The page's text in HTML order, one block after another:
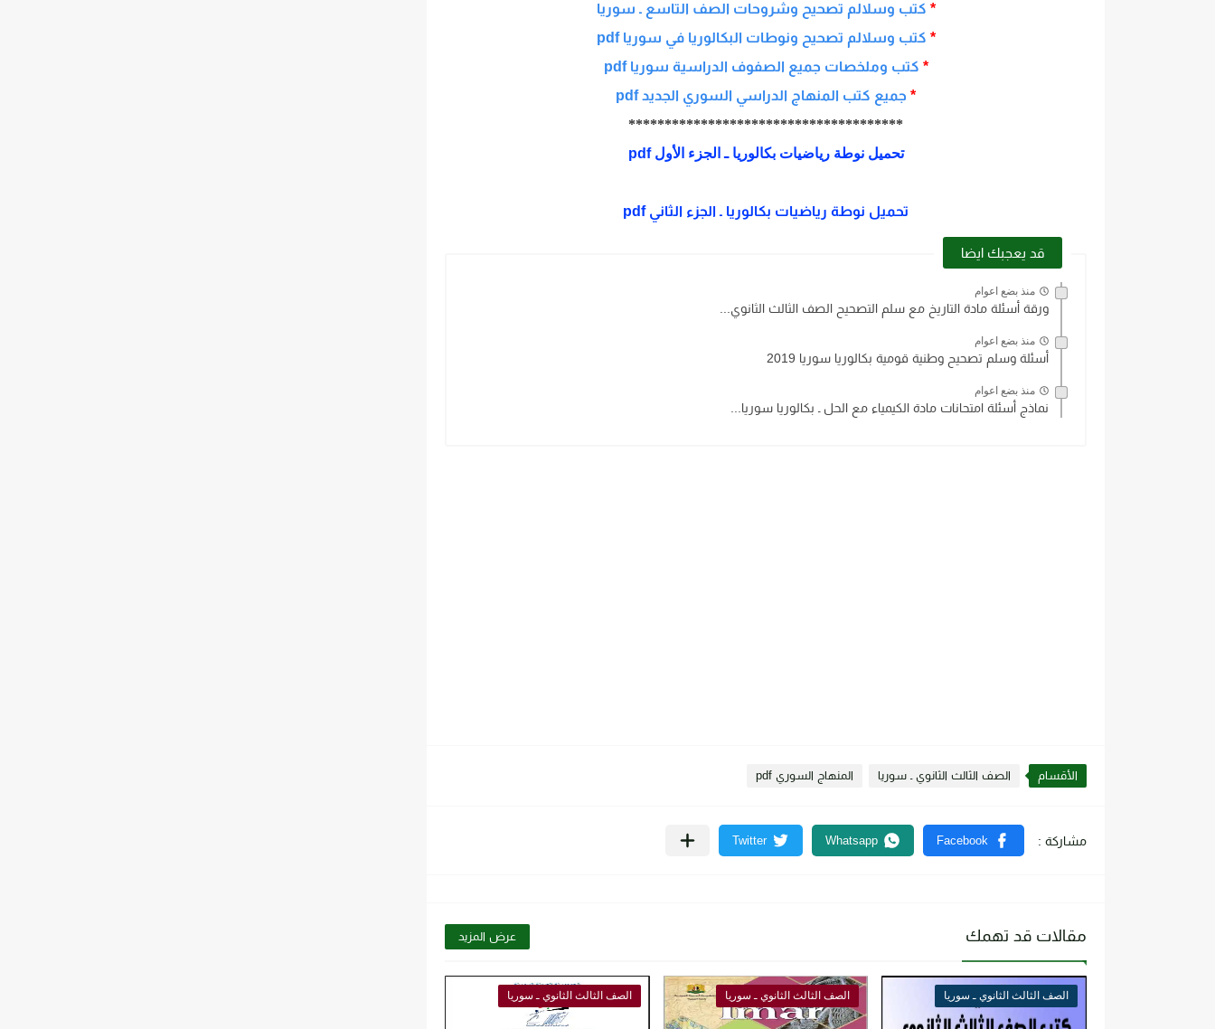
* كتب وسلالم تصحيح وشروحات الصف التاسع ـ سوريا
* كتب وسلالم تصحيح ونوطات البكالوريا في سوريا pdf
* كتب وملخصات جميع الصفوف الدراسية سوريا pdf
* جميع كتب المنهاج الدراسي السوري الجديد pdf
**************************************
تحميل نوطة رياضيات بكالوريا ـ الجزء الأول pdf
تحميل نوطة رياضيات بكالوريا ـ الجزء الثاني pdf
قد يعجبك ايضا
منذ بضع اعوام
ورقة أسئلة مادة التاريخ مع سلم التصحيح الصف الثالث الثانوي...
منذ بضع اعوام
أسئلة وسلم تصحيح وطنية قومية بكالوريا سوريا 2019
منذ بضع اعوام
نماذج أسئلة امتحانات مادة الكيمياء مع الحل ـ بكالوريا سوريا...
الأقسام الصف الثالث الثانوي ـ سوريا المنهاج السوري pdf
مقالات قد تهمك عرض المزيد
الصف الثالث الثانوي ـ سوريا الصف الثالث الثانوي ـ سوريا الصف الثالث الثانوي ـ سوريا